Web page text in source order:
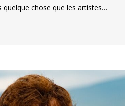
quelque chose que les artistes…